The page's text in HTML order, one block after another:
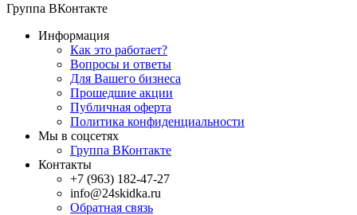
Группа ВКонтакте
Информация
Как это работает?
Вопросы и ответы
Для Вашего бизнеса
Прошедшие акции
Публичная оферта
Политика конфиденциальности
Мы в соцсетях
Группа ВКонтакте
Контакты
+7 (963) 182-47-27
info@24skidka.ru
Обратная связь